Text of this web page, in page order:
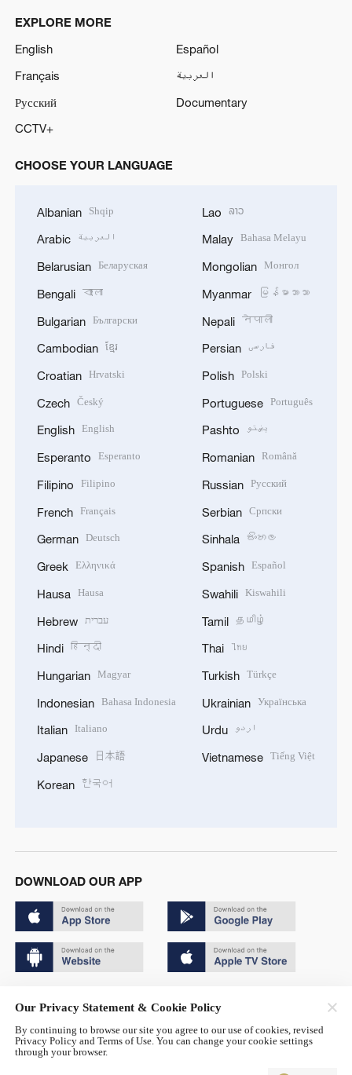
EXPLORE MORE
English
Español
Français
العربية
Русский
Documentary
CCTV+
CHOOSE YOUR LANGUAGE
Albanian Shqip
Arabic العربية
Belarusian Беларуская
Bengali বাংলা
Bulgarian Български
Cambodian ខ្មែរ
Croatian Hrvatski
Czech Český
English English
Esperanto Esperanto
Filipino Filipino
French Français
German Deutsch
Greek Ελληνικά
Hausa Hausa
Hebrew עברית
Hindi हिन्दी
Hungarian Magyar
Indonesian Bahasa Indonesia
Italian Italiano
Japanese 日本語
Korean 한국어
Lao ລາວ
Malay Bahasa Melayu
Mongolian Монгол
Myanmar မြန်မာဘာသာ
Nepali नेपाली
Persian فارسی
Polish Polski
Portuguese Português
Pashto پښتو
Romanian Română
Russian Русский
Serbian Српски
Sinhala සිංහල
Spanish Español
Swahili Kiswahili
Tamil தமிழ்
Thai ไทย
Turkish Türkçe
Ukrainian Українська
Urdu اردو
Vietnamese Tiếng Việt
DOWNLOAD OUR APP
京公网安备 11010502050052号
Our Privacy Statement & Cookie Policy
By continuing to browse our site you agree to our use of cookies, revised
Privacy Policy and Terms of Use. You can change your cookie settings
through your browser.